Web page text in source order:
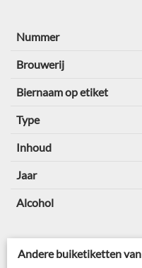
Nummer
Brouwerij
Biernaam op etiket
Type
Inhoud
Jaar
Alcohol
Andere buiketiketten van